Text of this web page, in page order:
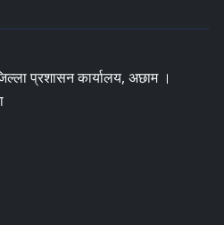
प्रशासन कार्यालय, अछाम ।